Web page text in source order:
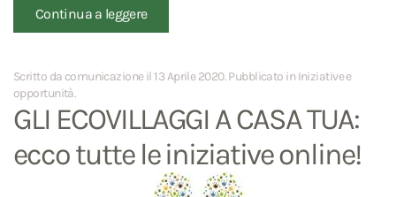
Continua a leggere
Scritto da comunicazione il 13 Aprile 2020. Pubblicato in Iniziative e
opportunità.
GLI ECOVILLAGGI A CASA TUA:
ecco tutte le iniziative online!